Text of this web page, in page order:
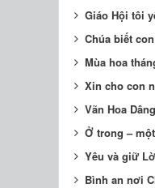
Giáo Hội tôi
Chúa biết
Mùa hoa
Xin cho con
Vãn Hoa
Ở trong –
Yêu và giữ
Bình an nơi